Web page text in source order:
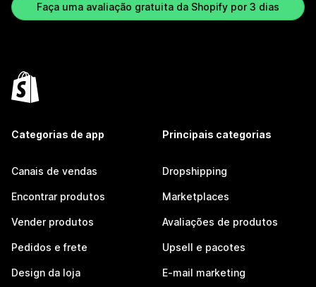
Faça uma avaliação gratuita da Shopify por 3 dias
Categorias de app
Canais de vendas
Encontrar produtos
Vender produtos
Pedidos e frete
Design da loja
Principais categorias
Dropshipping
Marketplaces
Avaliações de produtos
Upsell e pacotes
E-mail marketing